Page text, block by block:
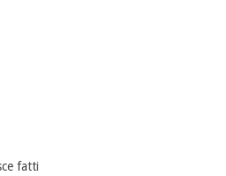
fatti